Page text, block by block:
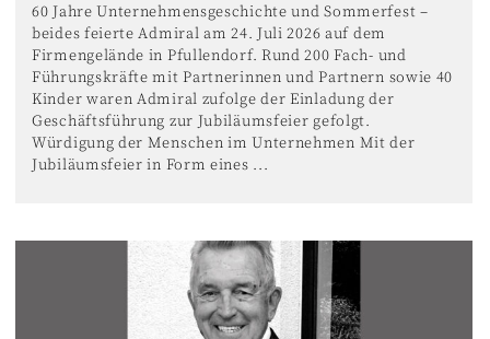
60 Jahre Unternehmensgeschichte und Sommerfest –
beides feierte Admiral am 24. Juli 2026 auf dem
Firmengelände in Pfullendorf. Rund 200 Fach- und
Führungskräfte mit Partnerinnen und Partnern sowie 40
Kinder waren Admiral zufolge der Einladung der
Geschäftsführung zur Jubiläumsfeier gefolgt.
Würdigung der Menschen im Unternehmen Mit der
Jubiläumsfeier in Form eines ...